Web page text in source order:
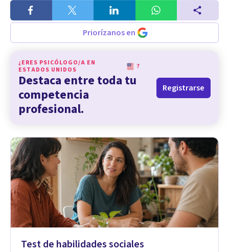
Priorízanos en
¿ERES PSICÓLOGO/A EN
ESTADOS UNIDOS
?
Destaca entre toda tu
competencia
profesional.
Registrarse
Test de habilidades sociales